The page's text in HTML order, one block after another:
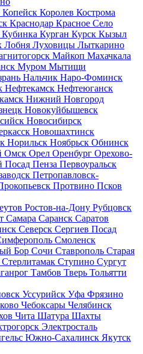
Копейск Королев Кострома
Краснодар Красное Село
Кубинка Курган Курск Кызыл
Лобня Луховицы Лыткарино
Майкоп Махачкала
Муром Мытищи
Нальчик Наро-Фоминск
Нефтекамск Нефтеюганск
Нижний Новгород
Новокуйбышевск
Новосибирск
Новошахтинск
Норильск Ноябрьск Обнинск
Омск Орел Оренбург Орехово-
Посад Пенза Первоуральск
Петропавловск-
Протвино Псков
Ростов-на-Дону Рубцовск
Самара Саранск Саратов
Северск Сергиев Посад
Смоленск
Бор Сочи Ставрополь Старая
Стерлитамак Ступино Сургут
Тамбов Тверь Тольятти
Уссурийск Уфа Фрязино
Чебоксары Челябинск
Чита Шатура Шахты
Электросталь
Южно-Сахалинск Якутск